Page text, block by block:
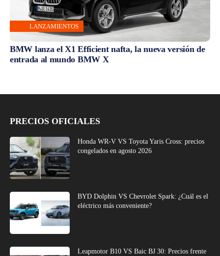
LANZAMIENTOS
BMW lanza el X1 Efficient nafta, la nueva versión de
entrada al mundo BMW X
PRECIOS OFICIALES
Honda WR-V VS Toyota Yaris Cross: precios
congelados en agosto 2026
BYD Dolphin VS Chevrolet Spark: ¿Cuál es el
eléctrico más conveniente?
Leapmotor B10 VS Baic BJ 30: Precios frente